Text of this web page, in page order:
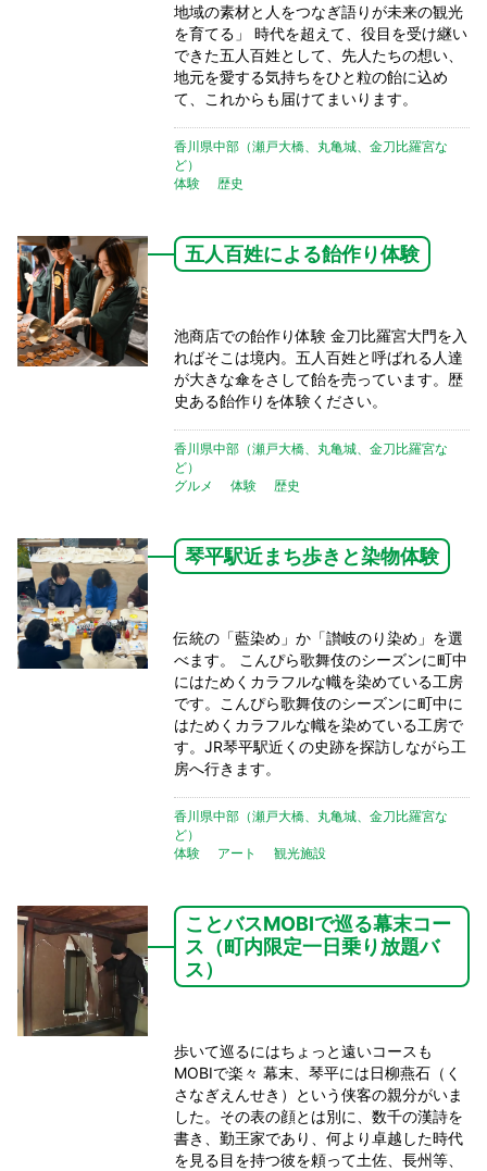
地域の素材と人をつなぎ語りが未来の観光
を育てる」 時代を超えて、役目を受け継い
できた五人百姓として、先人たちの想い、
地元を愛する気持ちをひと粒の飴に込め
て、これからも届けてまいります。
香川県中部（瀬戸大橋、丸亀城、金刀比羅宮な
ど）
体験
歴史
五人百姓による飴作り体験
池商店での飴作り体験 金刀比羅宮大門を入
ればそこは境内。五人百姓と呼ばれる人達
が大きな傘をさして飴を売っています。歴
史ある飴作りを体験ください。
香川県中部（瀬戸大橋、丸亀城、金刀比羅宮な
ど）
グルメ
体験 歴史
琴平駅近まち歩きと染物体験
伝統の「藍染め」か「讃岐のり染め」を選
べます。 こんぴら歌舞伎のシーズンに町中
にはためくカラフルな幟を染めている工房
です。こんぴら歌舞伎のシーズンに町中に
はためくカラフルな幟を染めている工房で
す。JR琴平駅近くの史跡を探訪しながら工
房へ行きます。
香川県中部（瀬戸大橋、丸亀城、金刀比羅宮な
ど）
体験
アート 観光施設
ことバスMOBIで巡る幕末コー
ス（町内限定一日乗り放題バ
ス）
歩いて巡るにはちょっと遠いコースも
MOBIで楽々 幕末、琴平には日柳燕石（く
さなぎえんせき）という侠客の親分がいま
した。その表の顔とは別に、数千の漢詩を
書き、勤王家であり、何より卓越した時代
を見る目を持つ彼を頼って土佐、長州等、